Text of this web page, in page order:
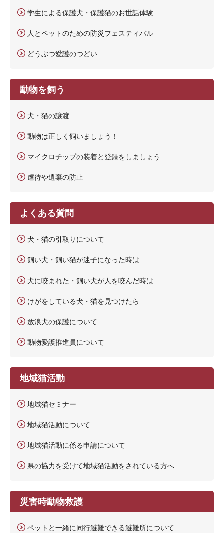
学生による保護犬・保護猫のお世話体験
人とペットのための防災フェスティバル
どうぶつ愛護のつどい
動物を飼う
犬・猫の譲渡
動物は正しく飼いましょう！
マイクロチップの装着と登録をしましょう
虐待や遺棄の防止
よくある質問
犬・猫の引取りについて
飼い犬・飼い猫が迷子になった時は
犬に咬まれた・飼い犬が人を咬んだ時は
けがをしている犬・猫を見つけたら
放浪犬の保護について
動物愛護推進員について
地域猫活動
地域猫セミナー
地域猫活動について
地域猫活動に係る申請について
県の協力を受けて地域猫活動をされている方へ
災害時動物救護
ペットと一緒に同行避難できる避難所について